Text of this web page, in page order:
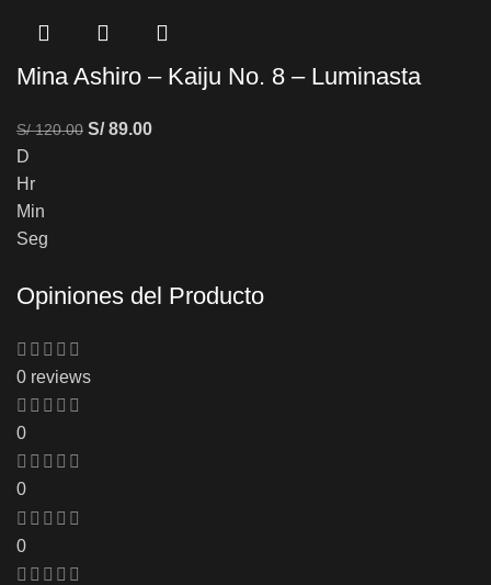
Mina Ashiro – Kaiju No. 8 – Luminasta
S/120.00 S/89.00
D
Hr
Min
Seg
Opiniones del Producto
0 reviews
0
0
0